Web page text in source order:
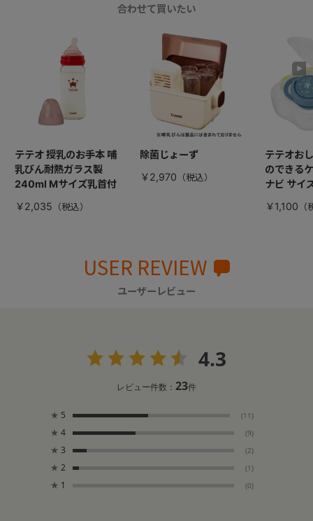
合わせて買いたい
テテオ 授乳のお手本 哺
乳びん耐熱ガラス製
240ml Mサイズ乳首付
￥2,035
除菌じょーず
￥2,970
テテオお
のできる
ナビ サイ
￥1,100
USER REVIEW
ユーザーレビュー
4.3
レビュー件数： 23件
★ 5 (11)
★ 4 (9)
★ 3 (2)
★ 2 (1)
★ 1 (0)